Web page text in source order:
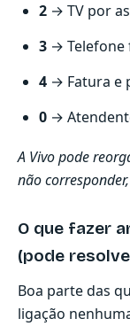
2 → TV por
3 → Telefone
4 → Fatura e
0 →
A Vivo pode
não
O que fazer
(pode
Boa parte das
ligação